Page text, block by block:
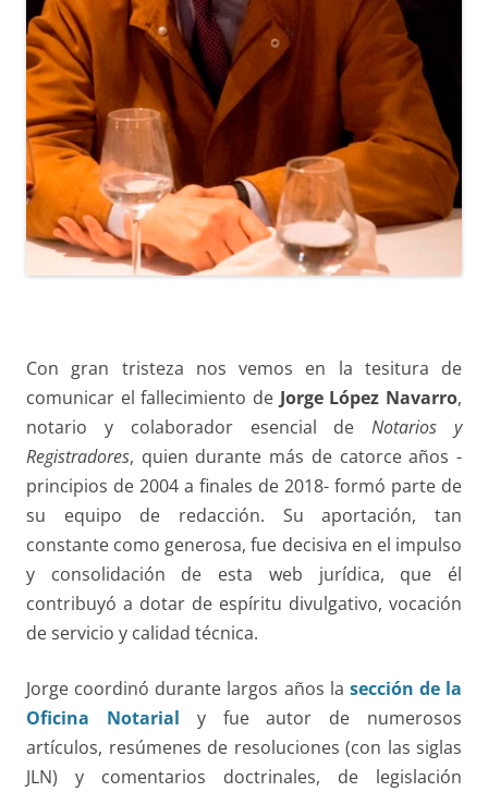
Con gran tristeza nos vemos en la tesitura de
comunicar el fallecimiento de Jorge López Navarro,
notario y colaborador esencial deNotarios y
Registradores, quien durante más de catorce años -
principios de 2004 a finales de 2018- formó parte de
su equipo de redacción. Su aportación, tan
constante como generosa, fue decisiva en el impulso
y consolidación de esta web jurídica, que él
contribuyó a dotar de espíritu divulgativo, vocación
de servicio y calidad técnica.
Jorge coordinó durante largos años la sección de la
Oficina Notarial y fue autor de numerosos
artículos, resúmenes de resoluciones (con las siglas
JLN) y comentarios doctrinales, de legislación